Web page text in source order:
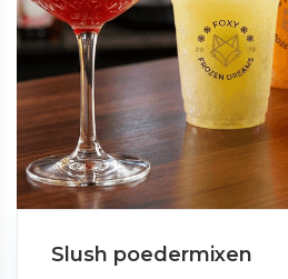
Slush poedermixen